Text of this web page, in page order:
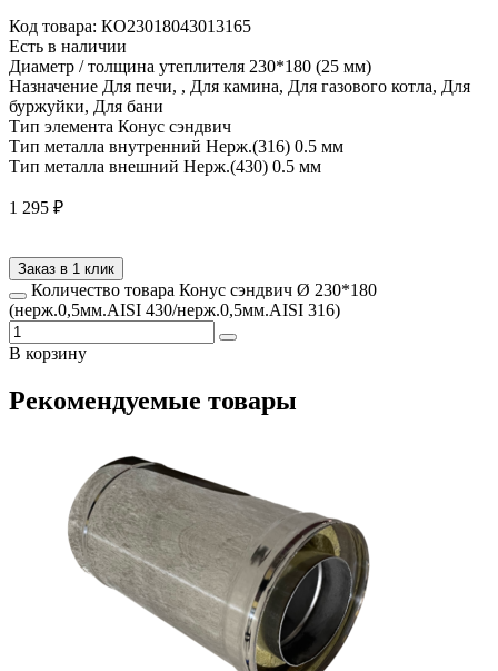
Код товара: КО23018043013165
Есть в наличии
Диаметр / толщина утеплителя 230*180 (25 мм)
Назначение Для печи, , Для камина, Для газового котла, Для
буржуйки, Для бани
Тип элемента Конус сэндвич
Тип металла внутренний Нерж.(316) 0.5 мм
Тип металла внешний Нерж.(430) 0.5 мм
1 295 ₽
Заказ в 1 клик
Количество товара Конус сэндвич Ø 230*180
(нерж.0,5мм.AISI 430/нерж.0,5мм.AISI 316)
В корзину
Рекомендуемые товары